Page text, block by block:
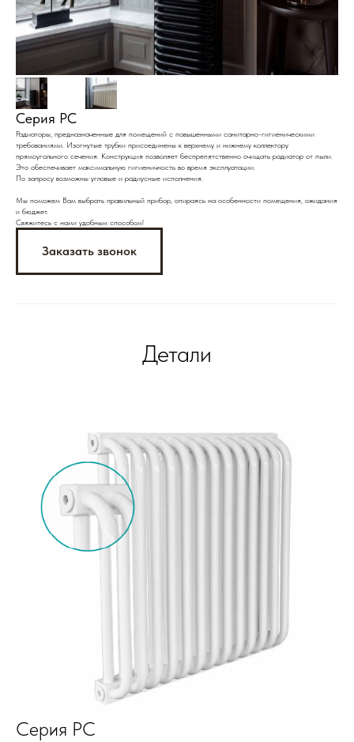
Серия РС
Радиаторы, предназначенные для помещений с повышенными санитарно-гигиеническими
требованиями. Изогнутые трубки присоединены к верхнему и нижнему коллектору
прямоугольного сечения. Конструкция позволяет беспрепятственно очищать радиатор от пыли.
Это обеспечивает максимальную гигиеничность во время эксплуатации.
По запросу возможны угловые и радиусные исполнения.
Мы поможем Вам выбрать правильный прибор, опираясь на особенности помещения, ожидания
и бюджет.
Свяжитесь с нами удобным способом!
Заказать звонок
Детали
Серия РС